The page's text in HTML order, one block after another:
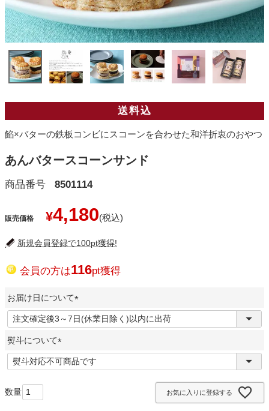
送料込
餡×バターの鉄板コンビにスコーンを合わせた和洋折衷のおやつ
あんバタースコーンサンド
商品番号 8501114
販売価格 ¥4,180
新規会員登録で100pt獲得!
会員の方は116pt獲得
お届け日について
(
必
)
熨斗について
(
必
お気に入りに登録する